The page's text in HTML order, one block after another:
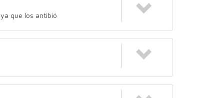
que los antibió